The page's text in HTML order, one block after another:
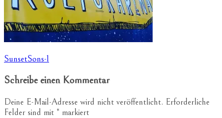
Beitragsnavigation
SunsetSons-1
Schreibe einen Kommentar
Deine E-Mail-Adresse wird nicht veröffentlicht. Erforderliche
Felder sind mit * markiert